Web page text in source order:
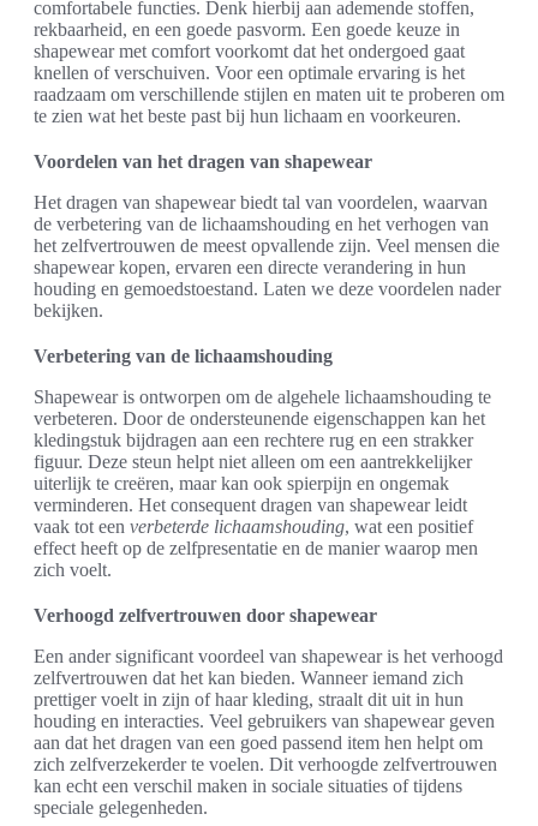
comfortabele functies. Denk hierbij aan ademende stoffen,
rekbaarheid, en een goede pasvorm. Een goede keuze in
shapewear met comfort voorkomt dat het ondergoed gaat
knellen of verschuiven. Voor een optimale ervaring is het
raadzaam om verschillende stijlen en maten uit te proberen om
te zien wat het beste past bij hun lichaam en voorkeuren.
Voordelen van het dragen van shapewear
Het dragen van shapewear biedt tal van voordelen, waarvan
de verbetering van de lichaamshouding en het verhogen van
het zelfvertrouwen de meest opvallende zijn. Veel mensen die
shapewear kopen, ervaren een directe verandering in hun
houding en gemoedstoestand. Laten we deze voordelen nader
bekijken.
Verbetering van de lichaamshouding
Shapewear is ontworpen om de algehele lichaamshouding te
verbeteren. Door de ondersteunende eigenschappen kan het
kledingstuk bijdragen aan een rechtere rug en een strakker
figuur. Deze steun helpt niet alleen om een aantrekkelijker
uiterlijk te creëren, maar kan ook spierpijn en ongemak
verminderen. Het consequent dragen van shapewear leidt
vaak tot een verbeterde lichaamshouding, wat een positief
effect heeft op de zelfpresentatie en de manier waarop men
zich voelt.
Verhoogd zelfvertrouwen door shapewear
Een ander significant voordeel van shapewear is het verhoogd
zelfvertrouwen dat het kan bieden. Wanneer iemand zich
prettiger voelt in zijn of haar kleding, straalt dit uit in hun
houding en interacties. Veel gebruikers van shapewear geven
aan dat het dragen van een goed passend item hen helpt om
zich zelfverzekerder te voelen. Dit verhoogde zelfvertrouwen
kan echt een verschil maken in sociale situaties of tijdens
speciale gelegenheden.